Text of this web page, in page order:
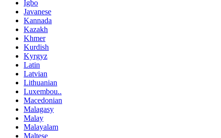
Igbo
Javanese
Kannada
Kazakh
Khmer
Kurdish
Kyrgyz
Latin
Latvian
Lithuanian
Luxembou..
Macedonian
Malagasy
Malay
Malayalam
Maltese